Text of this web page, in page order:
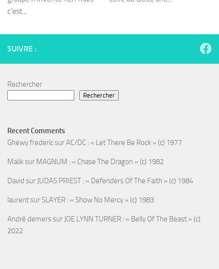
c’est...
SUIVRE :
Rechercher
Rechercher
Recent Comments
Ghewy fredericsurAC/DC : « Let There Be Rock » (c) 1977
Maliksur MAGNUM : « Chase The Dragon » (c) 1982
David sur JUDAS PRIEST : « Defenders Of The Faith » (c) 1984
laurentsur SLAYER : « Show No Mercy » (c) 1983
André demerssur JOE LYNN TURNER : « Belly Of The Beast » (c)
2022